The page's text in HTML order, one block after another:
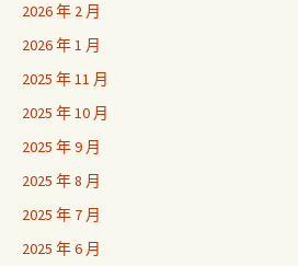
2026 年 2 月
2026 年 1 月
2025 年 11 月
2025 年 10 月
2025 年 9 月
2025 年 8 月
2025 年 7 月
2025 年 6 月